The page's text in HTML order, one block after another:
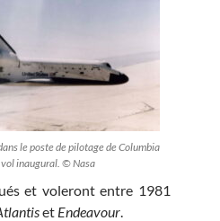
le poste de pilotage de Columbia
vol inaugural. © Nasa
et voleront entre 1981
et Endeavour.